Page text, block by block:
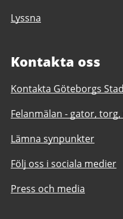
Lyssna
Kontakta oss
Kontakta Göteborgs Stad
Felanmälan - gator,
Lämna synpunkter
Följ oss i sociala medier
Press och media